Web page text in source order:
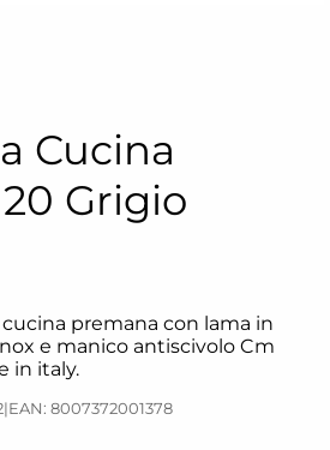
Cucina
Grigio
premana con lama in
e manico antiscivolo Cm
in italy.
|EAN: 8007372001378